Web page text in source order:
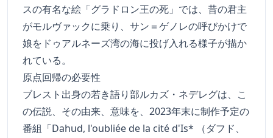
スの有名な絵「グラドロン王の死」では、昔の君主
がモルヴァックに乗り、サン＝ゲノレの呼びかけで
娘をドゥアルネーズ湾の海に投げ入れる様子が描か
れている。
原点回帰の必要性
ブレスト出身の若き語り部ルカズ・ネデレグは、こ
の伝説、その由来、意味を、2023年末に制作予定の
番組「Dahud, l'oubliée de la cité d'Is* （ダフド、